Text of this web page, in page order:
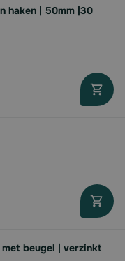
haken | 50mm |30
beugel | verzinkt